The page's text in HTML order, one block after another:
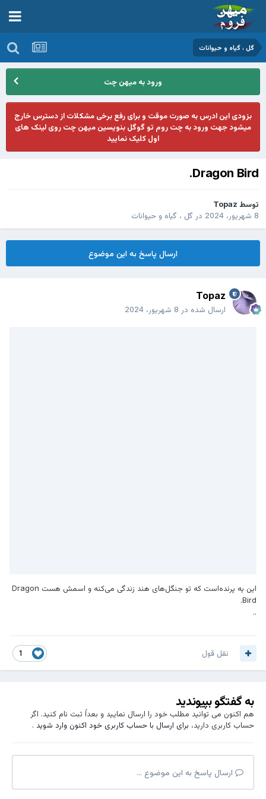
گل ، گیاه و حیوانات
ورود به میهن چت
بزودی این ادرس به صورت موقت و برای رفع برخی مشکلات از دسترس خارج
میشود جهت ورود به چت روم تو گوگل بنویسین میهن چت روی لینک های
اول کلیک نمایید
Dragon Bird.
توسط Topaz
8 شهریور، 2024
در گل ، گیاه و حیوانات
ارسال پاسخ به این موضوع
Topaz
ارسال شده در 8 شهریور، 2024
این یه پرنده‌است که تو جنگل‌های هند زندگی می‌کنه و اسمش هست Dragon
Bird.
..
نقل قول
به گفتگو بپیوندید
هم اکنون می توانید مطلب خود را ارسال نمایید و بعداً ثبت نام کنید. اگر
حساب کاربری دارید، برای ارسال با حساب کاربری خود اکنون وارد شوید.
ارسال پاسخ به این موضوع ...